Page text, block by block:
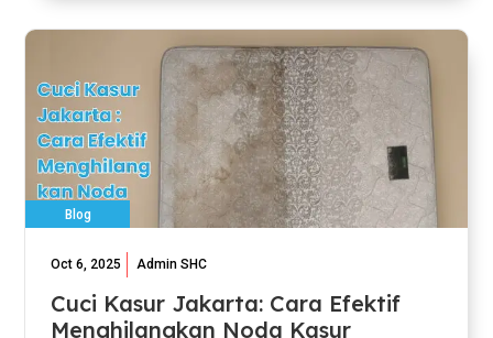
Blog
Oct 6, 2025 Admin SHC
Cuci Kasur Jakarta: Cara Efektif
Menghilangkan Noda Kasur